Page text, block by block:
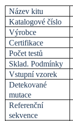
Název kitu
Katalogové číslo
Výrobce
Certifikace
Počet testů
Sklad. Podmínky
Vstupní vzorek
Detekované
mutace
Referenční
sekvence